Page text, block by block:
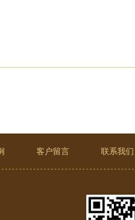
客户留言 联系我们